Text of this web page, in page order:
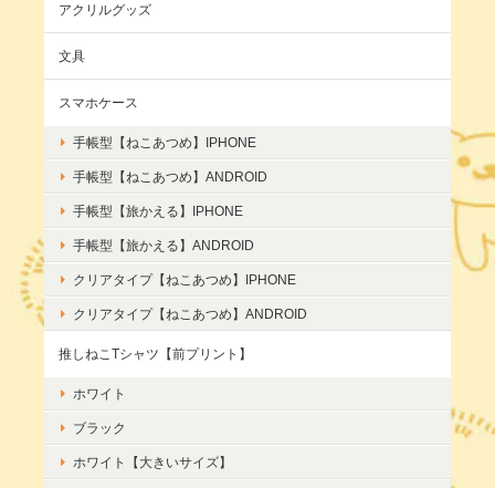
アクリルグッズ
文具
スマホケース
手帳型【ねこあつめ】IPHONE
手帳型【ねこあつめ】ANDROID
手帳型【旅かえる】IPHONE
手帳型【旅かえる】ANDROID
クリアタイプ【ねこあつめ】IPHONE
クリアタイプ【ねこあつめ】ANDROID
推しねこTシャツ【前プリント】
ホワイト
ブラック
ホワイト【大きいサイズ】